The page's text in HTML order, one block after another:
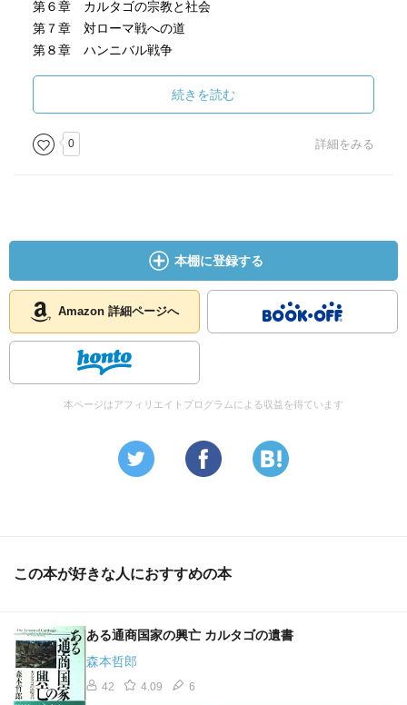
第６章 カルタゴの宗教と社会
第７章 対ローマ戦への道
第８章 ハンニバル戦争
［ ＰＯＰ ］
☆☆☆☆☆☆☆ ストーリー
☆☆☆☆☆☆☆ メッセージ性
☆☆☆☆☆☆☆ 冒険性
☆☆☆☆☆☆☆ 読後の個人的な満足度
共感度（空振り三振・一部・参った！）
読書の速度（時間がかかった・普通・一気に読んだ）
続きを読む
0 詳細をみる
本棚に登録する
Amazon 詳細ページへ
本ページはアフィリエイトプログラムによる収益を得ています
この本が好きな人におすすめの本
ある通商国家の興亡 カルタゴの遺書
森本哲郎
42 4.09 6